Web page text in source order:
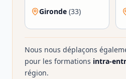
Gironde (33)
Nous nous déplaçons
pour les formations intra-
région.